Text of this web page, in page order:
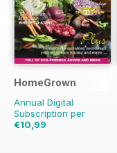
HomeGrown
Annual Digital
Subscription per
€10,99